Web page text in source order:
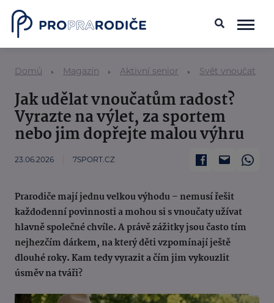
Domů Magazín Aktivní senior Svět vnoučat
Jak udělat vnoučatům radost?
Vyrazte na výlet, za sportem
nebo jim dopřejte malou výhru
23.06.2026 7SPORT.CZ
Prarodiče mají jednu velkou výhodu – nemusí řešit
každodenní povinnosti a mohou si s vnoučaty užívat
hlavně společné chvíle. A právě zážitky jsou často tím
nejhezčím dárkem, na který děti vzpomínají ještě
dlouhé roky. Kam tedy vyrazit a čím jim vykouzlit
úsměv na tváři?